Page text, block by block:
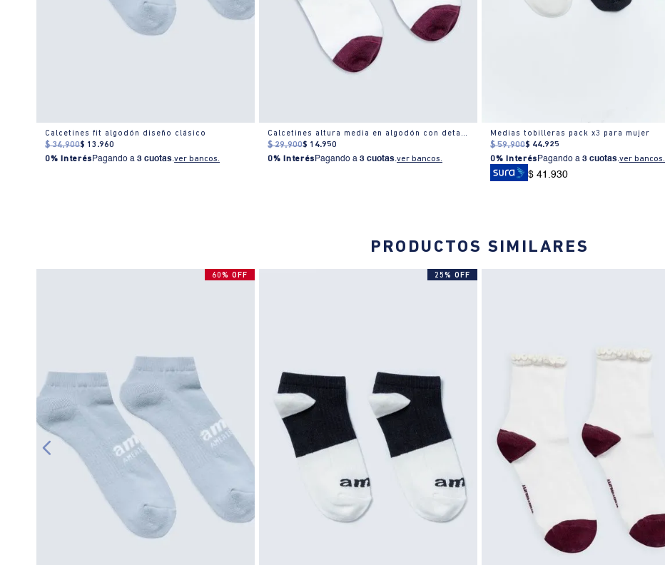
Calcetines fit algodón diseño clásico
$ 34.900$ 13 .960
0% Interés Pagando a3 cuotas.ver bancos.
Calcetines altura media en algodón con detalles borgoña
$ 29.900$ 14.950
0% Interés Pagando a3 cuotas.ver bancos.
Medias tobilleras pack x3 para mujer
$ 59.900$ 44.925
0% Interés Pagando a3 cuotas.ver bancos.
$ 41.930
PRODUCTOS SIMILARES
60% OFF 25% OFF